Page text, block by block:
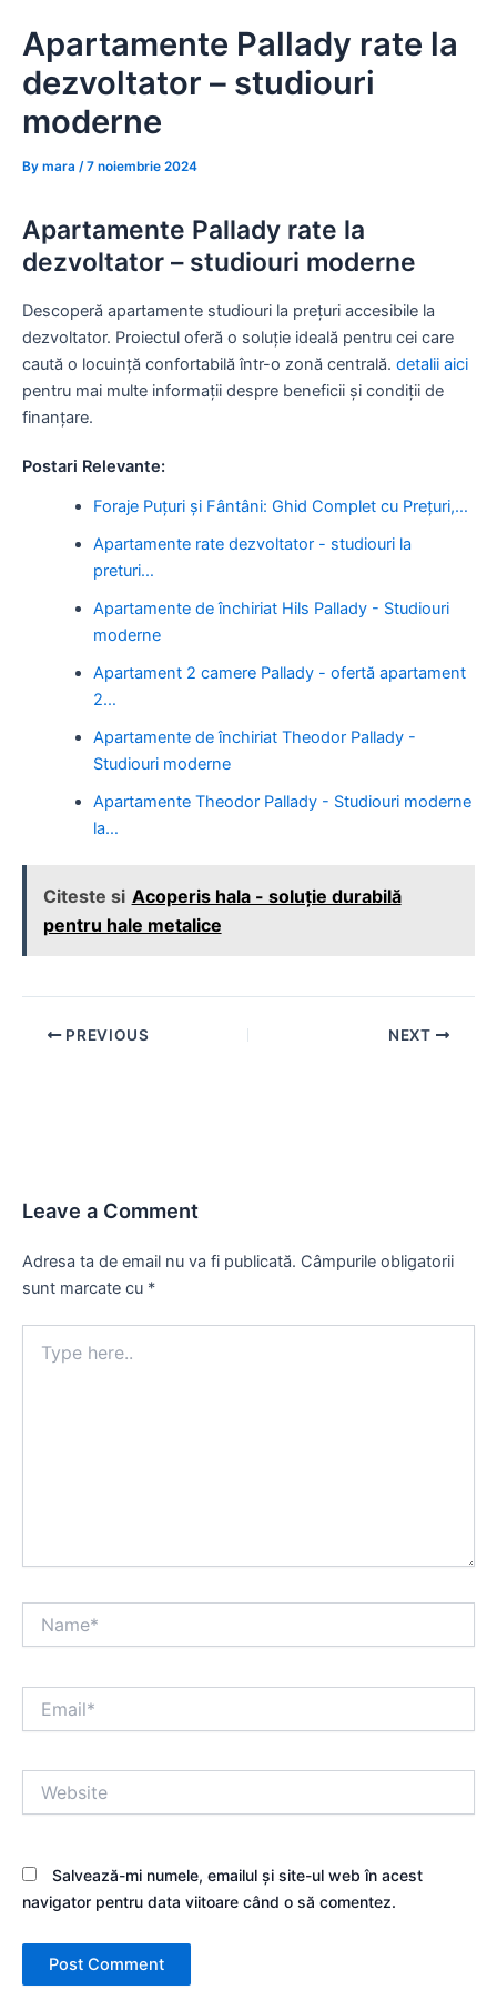
content
Apartamente Pallady rate la
dezvoltator – studiouri
moderne
By mara /7 noiembrie 2024
Apartamente Pallady rate la
dezvoltator – studiouri moderne
Descoperă apartamente studiouri la prețuri accesibile la
dezvoltator. Proiectul oferă o soluție ideală pentru cei care
caută o locuință confortabilă într-o zonă centrală. detalii aici
pentru mai multe informații despre beneficii și condiții de
finanțare.
Postari Relevante:
Foraje Puțuri și Fântâni: Ghid Complet cu Prețuri,…
Apartamente rate dezvoltator - studiouri la
preturi…
Apartamente de închiriat Hils Pallady - Studiouri
moderne
Apartament 2 camere Pallady - ofertă apartament
2…
Apartamente de închiriat Theodor Pallady -
Studiouri moderne
Apartamente Theodor Pallady - Studiouri moderne
la…
Citeste si Acoperis hala - soluție durabilă
pentru hale metalice
Post PREVIOUS NEXT
Leave a Comment
Adresa ta de email nu va fi publicată. Câmpurile obligatorii
sunt marcate cu *
here..
Salvează-mi numele, emailul și site-ul web în acest
navigator pentru data viitoare când o să comentez.